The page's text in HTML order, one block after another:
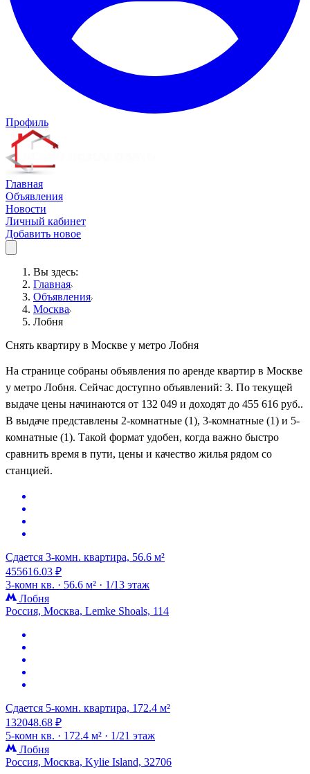
Профиль
Главная
Объявления
Новости
Личный кабинет
Добавить новое
Вы здесь:
Главная
Объявления
Москва
Лобня
Снять квартиру в Москве у метро Лобня
На странице собраны объявления по аренде квартир в Москве
у метро Лобня. Сейчас доступно объявлений: 3. По текущей
выдаче цены начинаются от 132 049 и доходят до 455 616 руб..
В выдаче представлены 2-комнатные (1), 3-комнатные (1) и 5-
комнатные (1). Такой формат удобен, когда важно быстро
сравнить время в пути, цены и качество жилья рядом со
станцией.
Сдается 3-комн. квартира, 56.6 м²
455616.03 ₽
3-комн кв. · 56.6 м² · 1/13 этаж
Лобня
Россия, Москва, Lemke Shoals, 114
Сдается 5-комн. квартира, 172.4 м²
132048.68 ₽
5-комн кв. · 172.4 м² · 1/21 этаж
Лобня
Россия, Москва, Kylie Island, 32706